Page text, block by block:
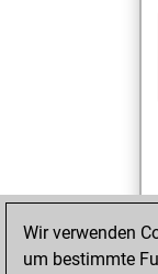
Wir verwenden
um bestimmte